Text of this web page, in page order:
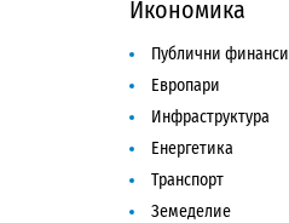
Икономика
Публични финанси
Европари
Инфраструктура
Енергетика
Транспорт
Земеделие